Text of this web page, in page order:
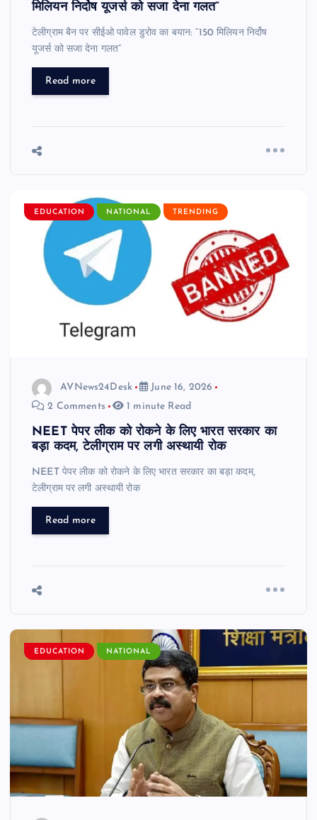
मिलियन निर्दोष यूजर्स को सजा देना गलत”
टेलीग्राम बैन पर सीईओ पावेल डुरोव का बयान: “150 मिलियन निर्दोष
यूजर्स को सजा देना गलत”
Read more
EDUCATION NATIONAL TRENDING
AVNews24Desk
June 16, 2026
2 Comments
1 minute Read
NEET पेपर लीक को रोकने के लिए भारत सरकार का
बड़ा कदम, टेलीग्राम पर लगी अस्थायी रोक
NEET पेपर लीक को रोकने के लिए भारत सरकार का बड़ा कदम,
टेलीग्राम पर लगी अस्थायी रोक
Read more
EDUCATION NATIONAL